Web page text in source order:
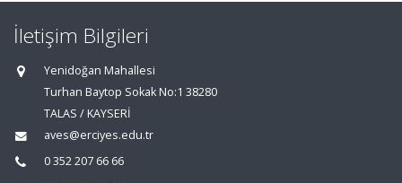
İletişim Bilgileri
Yenidoğan Mahallesi
Turhan Baytop Sokak No:1 38280
TALAS / KAYSERİ
aves@erciyes.edu.tr
0 352 207 66 66